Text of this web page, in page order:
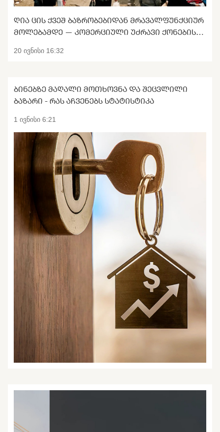
ᲦᲘᲐ ᲪᲘᲡ ᲥᲕᲔᲨ ᲑᲐᲖᲠᲝᲑᲔᲑᲘᲓᲐᲜ ᲛᲠᲐᲕᲐᲚᲤᲣᲜᲥᲪᲘᲣᲠ
ᲛᲝᲚᲔᲑᲐᲛᲓᲔ — ᲙᲝᲛᲔᲠᲪᲘᲣᲚᲘ ᲣᲫᲠᲐᲕᲘ ᲥᲝᲜᲔᲑᲘᲡ
20 ივნისი 16:32
ᲑᲘᲜᲔᲑᲖᲔ ᲛᲐᲦᲐᲚᲘ ᲛᲝᲗᲮᲝᲕᲜᲐ ᲓᲐ ᲨᲔᲪᲕᲚᲘᲚᲘ
ᲑᲐᲖᲐᲠᲘ - ᲠᲐᲡ ᲐᲩᲕᲔᲜᲔᲑᲡ ᲡᲢᲐᲢᲘᲡᲢᲘᲙᲐ
1 ივნისი 6:21